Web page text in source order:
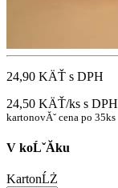
24,90 KÄŤ s DPH
24,50 KÄŤ/ks s DPH
kartonovĂˇ cena po 35ks
V koĹˇĂ­ku
KartonĹŻ